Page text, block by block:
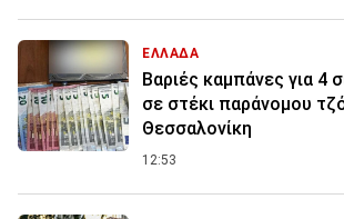
ΕΛΛΑΔΑ
Βαριές καμπάνες για 4
σε στέκι παράνομου
Θεσσαλονίκη
12:53